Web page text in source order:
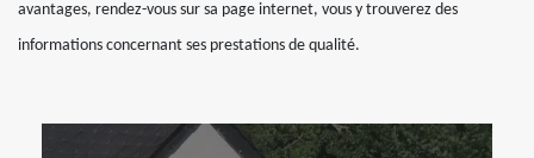
avantages, rendez-vous sur sa page internet, vous y trouverez des
informations concernant ses prestations de qualité.